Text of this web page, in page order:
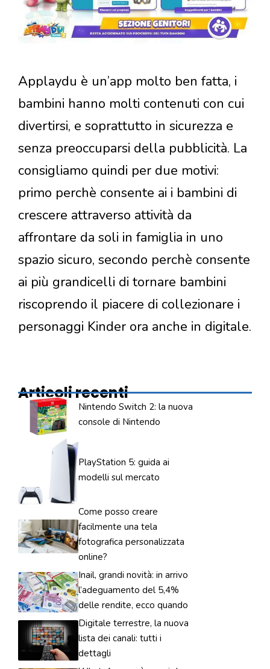
Applaydu è un’app molto ben fatta, i
bambini hanno molti contenuti con cui
divertirsi, e soprattutto in sicurezza e
senza preoccuparsi della pubblicità. La
consigliamo quindi per due motivi:
primo perchè consente ai i bambini di
crescere attraverso attività da
affrontare da soli in famiglia in uno
spazio sicuro, secondo perchè consente
ai più grandicelli di tornare bambini
riscoprendo il piacere di collezionare i
personaggi Kinder ora anche in digitale.
Articoli recenti
Nintendo Switch 2: la nuova
console di Nintendo
PlayStation 5: guida ai
modelli sul mercato
Come posso creare
facilmente una tela
fotografica personalizzata
online?
Inail, grandi novità: in arrivo
l’adeguamento del 5,4%
delle rendite, ecco quando
Digitale terrestre, la nuova
lista dei canali: tutti i
dettagli